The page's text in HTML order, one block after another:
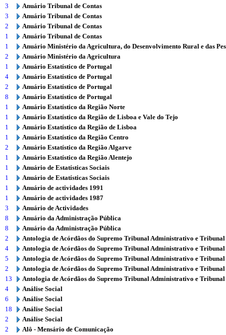
3
Anuário Tribunal de Contas
3
Anuário Tribunal de Contas
2
Anuário Tribunal de Contas
1
Anuário Tribunal de Contas
1
Anuário Ministério da Agricultura, do Desenvolvimento Rural e das
2
Anuário Ministério da Agricultura
1
Anuário Estatístico de Portugal
4
Anuário Estatístico de Portugal
2
Anuário Estatístico de Portugal
8
Anuário Estatístico de Portugal
1
Anuário Estatístico da Região Norte
1
Anuário Estatístico da Região de Lisboa e Vale do Tejo
1
Anuário Estatístico da Região de Lisboa
1
Anuário Estatístico da Região Centro
2
Anuário Estatístico da Região Algarve
1
Anuário Estatístico da Região Alentejo
1
Anuário de Estatísticas Sociais
1
Anuário de Estatísticas Sociais
1
Anuário de actividades 1991
1
Anuário de actividades 1987
3
Anuário de Actividades
8
Anuário da Administração Pública
8
Anuário da Administração Pública
2
Antologia de Acórdãos do Supremo Tribunal Administrativo e
4
Antologia de Acórdãos do Supremo Tribunal Administrativo e
5
Antologia de Acórdãos do Supremo Tribunal Administrativo e
2
Antologia de Acórdãos do Supremo Tribunal Administrativo e
13
Antologia de Acórdãos do Supremo Tribunal Administrativo e
4
Análise Social
6
Análise Social
18
Análise Social
2
Análise Social
2
Alô - Mensário de Comunicação